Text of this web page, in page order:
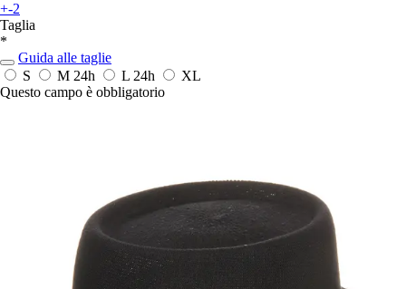
+-2
Taglia
*
Guida alle taglie
S
M 24h L 24h
XL
Questo campo è obbligatorio